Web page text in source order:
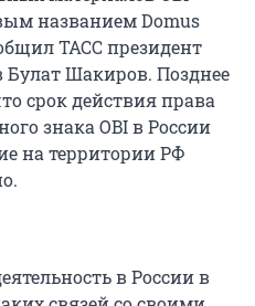
названием Domus
ТАСС президент
Булат Шакиров. Позднее
срок действия права
знака OBI в России
на территории РФ
в России в